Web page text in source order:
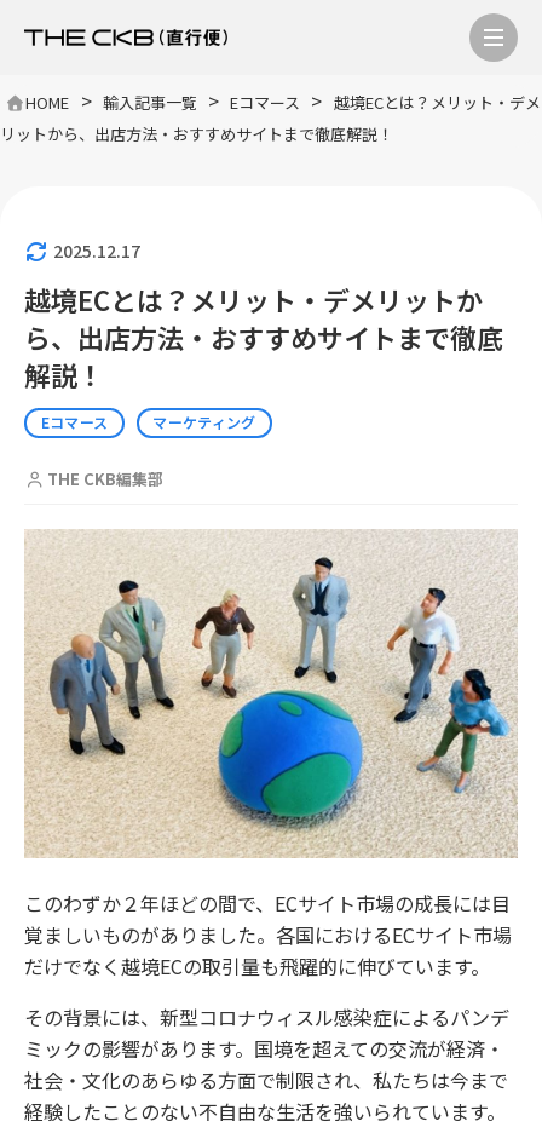
HOME > 輸入記事一覧 > Eコマース > 越境ECとは？メリット・デメ
リットから、出店方法・おすすめサイトまで徹底解説！
2025.12.17
越境ECとは？メリット・デメリットか
ら、出店方法・おすすめサイトまで徹底
解説！
Eコマース マーケティング
THE CKB編集部
このわずか２年ほどの間で、ECサイト市場の成長には目
覚ましいものがありました。各国におけるECサイト市場
だけでなく越境ECの取引量も飛躍的に伸びています。
その背景には、新型コロナウィスル感染症によるパンデ
ミックの影響があります。国境を超えての交流が経済・
社会・文化のあらゆる方面で制限され、私たちは今まで
経験したことのない不自由な生活を強いられています。